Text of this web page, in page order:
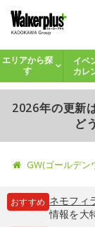
エリアから探
す
イベ
カレ
2026年の更新
ど
GW(ゴールデン
おすすめ ネモフィ
情報を大